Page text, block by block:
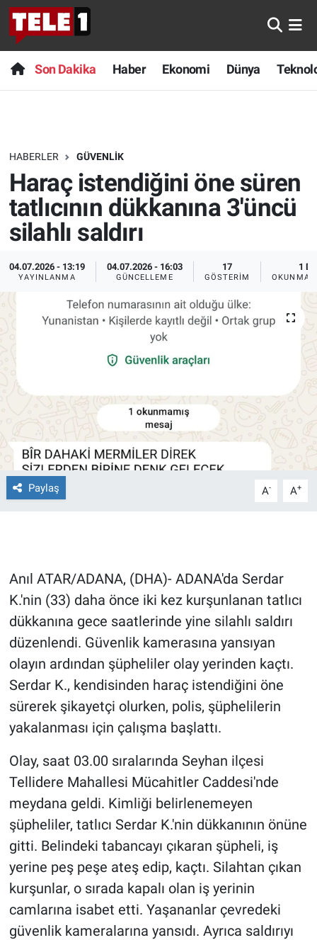
Son Dakika Haber Ekonomi Dünya
HABERLER GÜVENLIK
Haraç istendiğini öne süren
tatlıcının dükkanına 3'üncü
silahlı saldırı
04.07.2026 - 13:19
YAYINLANMA
04.07.2026 - 16:03
GÜNCELLEME
17
GÖSTERIM
1 DK
OKUNMA
Paylaş A- A+
Anıl ATAR/ADANA, (DHA)- ADANA'da Serdar
K.'nin (33) daha önce iki kez kurşunlanan tatlıcı
dükkanına gece saatlerinde yine silahlı saldırı
düzenlendi. Güvenlik kamerasına yansıyan
olayın ardından şüpheliler olay yerinden kaçtı.
Serdar K., kendisinden haraç istendiğini öne
sürerek şikayetçi olurken, polis, şüphelilerin
yakalanması için çalışma başlattı.
Olay, saat 03.00 sıralarında Seyhan ilçesi
Tellidere Mahallesi Mücahitler Caddesi'nde
meydana geldi. Kimliği belirlenemeyen
şüpheliler, tatlıcı Serdar K.'nin dükkanının önüne
gitti. Belindeki tabancayı çıkaran şüpheli, iş
yerine peş peşe ateş edip, kaçtı. Silahtan çıkan
kurşunlar, o sırada kapalı olan iş yerinin
camlarına isabet etti. Yaşananlar çevredeki
güvenlik kameralarına yansıdı. Ayrıca saldırıyı
Anında Manşet
Başka Sohbetler
Bilim turu
Bilim ve Teknoloji Evreni
Doğa Konuşuyor
Dünya
Ege Saati
Ekonomi
Forum
Gün Bitiyor
Gün Ortası
Gündem Özel
Günün görüntüsü
İlan
Kimdir
Koronavirüs
Kültür Sanat
Son Dakika
Haber
Dünya
Teknoloji
Sağlık
Spor
Yayın Akışı
Nöbetçi Eczaneler
Hava Durumu
Trafik Durumu
Süper Lig Puan Durumu ve Fikstür
Tüm Manşetler
Son Dakika Haberleri
Haber Arşivi